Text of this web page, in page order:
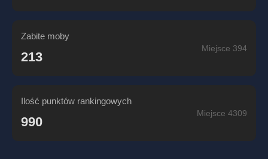
Zabite moby
213
Miejsce 394
Ilość punktów rankingowych
990
Miejsce 4309